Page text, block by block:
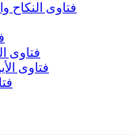
فتاوى النكاح
فتاوى
فتاوى